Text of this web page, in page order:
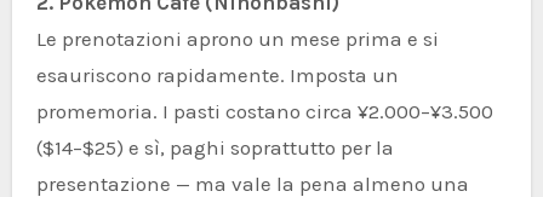
Le prenotazioni aprono un mese prima e si
esauriscono rapidamente. Imposta un
promemoria. I pasti costano circa ¥2.000–¥3.500
($14–$25) e sì, paghi soprattutto per la
presentazione — ma vale la pena almeno una